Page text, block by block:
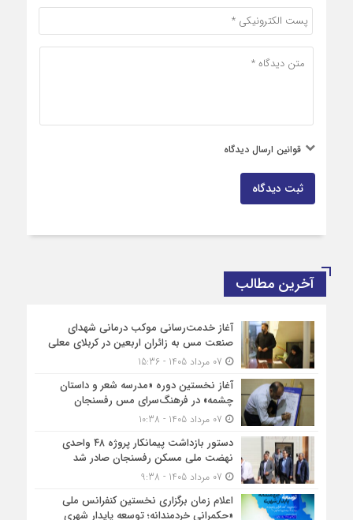
قوانین ارسال دیدگاه
ثبت دیدگاه
آخرین مطالب
آغاز خدمت‌رسانی موکب درمانی شهدای
صنعت مس به زائران اربعین در کربلای معلی
آغاز نخستین دوره «مدرسه شعر و داستان
چشمه» در فرهنگ‌سرای مس رفسنجان
دستور بازداشت پیمانکار پروژه ۴۸ واحدی
نهضت ملی مسکن رفسنجان صادر شد
اعلام زمان برگزاری نخستین کنفرانس ملی
«حکمرانی خردمندانه؛ توسعه پایدار شهری